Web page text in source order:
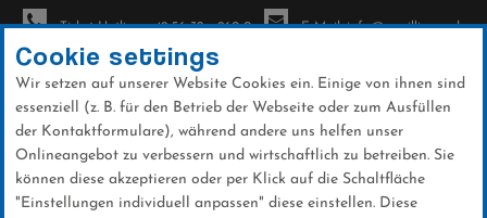
Direkt
zum
Inhalt
Ticket-Hotline: +49 56 32 - 960-0 E-Mail: info@sc-willingen.de
Cookie settings
Wir setzen auf unserer Website Cookies ein. Einige von ihnen sind
essenziell (z. B. für den Betrieb der Webseite oder zum Ausfüllen
der Kontaktformulare), während andere uns helfen unser
Onlineangebot zu verbessern und wirtschaftlich zu betreiben. Sie
können diese akzeptieren oder per Klick auf die Schaltfläche
"Einstellungen individuell anpassen" diese einstellen. Diese